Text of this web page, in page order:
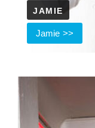
JAMIE
Jamie